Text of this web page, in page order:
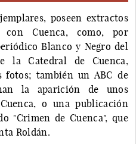
poseen extractos
con Cuenca, como, por
Blanco y Negro del
la Catedral de Cuenca,
fotos; también un ABC de
la aparición de unos
o una publicación
"Crimen de Cuenca", que
Roldán.